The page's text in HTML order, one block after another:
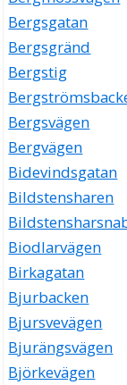
Bergsgatan
Bergsgränd
Bergstig
Bergsvägen
Bergvägen
Bidevindsgatan
Bildstensharen
Biodlarvägen
Birkagatan
Bjurbacken
Bjursvevägen
Bjurängsvägen
Björkevägen